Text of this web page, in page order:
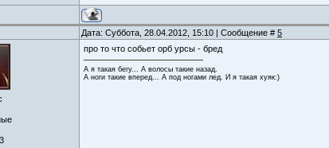
Дата: Суббота, 28.04.2012, 15:10 | Сообщение # 5
про то что собьет орб урсы - бред
А я такая бегу... А волосы такие назад.
А ноги такие вперед... А под ногами лед. И я такая хуяк:)